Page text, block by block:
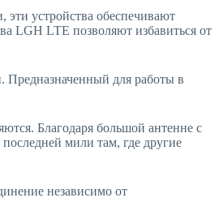
эти устройства обеспечивают
LGH LTE позволяют избавиться от
Предназначенный для работы в
Благодаря большой антенне с
мили там, где другие
независимо от